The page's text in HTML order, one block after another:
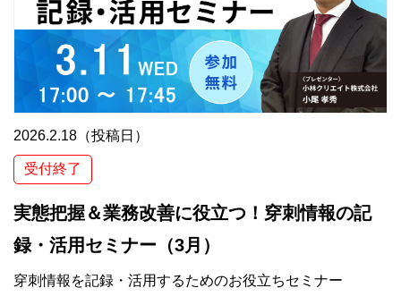
2026.2.18（投稿日）
受付終了
実態把握＆業務改善に役立つ！穿刺情報の記
録・活用セミナー（3月）
穿刺情報を記録・活用するためのお役立ちセミナー